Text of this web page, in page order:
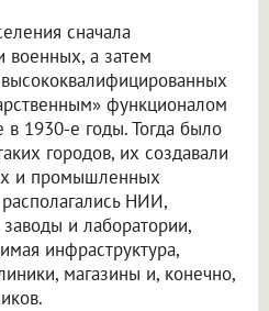
сначала
а затем
функционалом
1930-е годы. Тогда было
городов, их создавали
и промышленных
НИИ,
и лаборатории,
инфраструктура,
магазины и, конечно,